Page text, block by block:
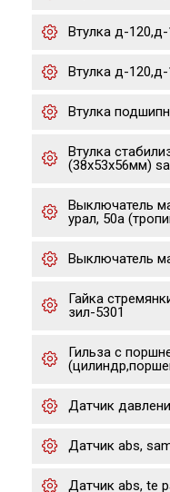
Втулка д-
Втулка д-
Втулка
Втулка
(38x53x56мм)
Выключатель
урал, 50а
Выключатель
Гайка
зил-5301
Гильза с
Датчик
Датчик abs,
Датчик abs, te